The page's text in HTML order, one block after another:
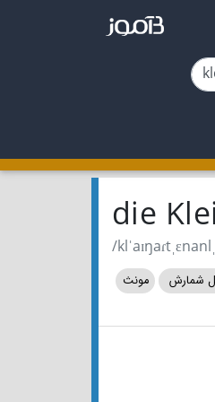
die
/
شمارش مونث